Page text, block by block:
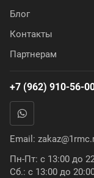
Блог
Контакты
Партнерам
+7 (962) 910-56-
Email:
Пн-Пт: с 13:00 до
Сб.: с 13:00 до